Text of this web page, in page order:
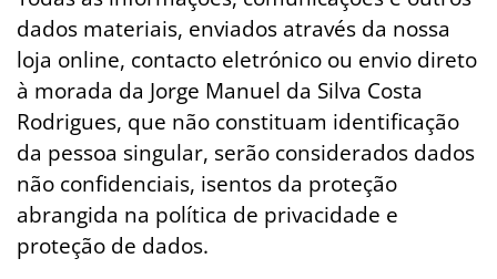
dados materiais, enviados através da nossa
loja online, contacto eletrónico ou envio direto
à morada da Jorge Manuel da Silva Costa
Rodrigues, que não constituam identificação
da pessoa singular, serão considerados dados
não confidenciais, isentos da proteção
abrangida na política de privacidade e
proteção de dados.